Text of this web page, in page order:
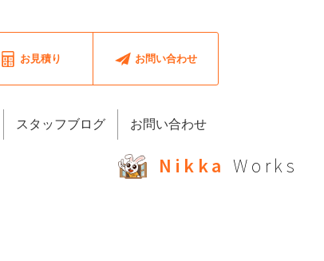
お見積り お問い合わせ
スタッフブログ お問い合わせ
Nikka Works